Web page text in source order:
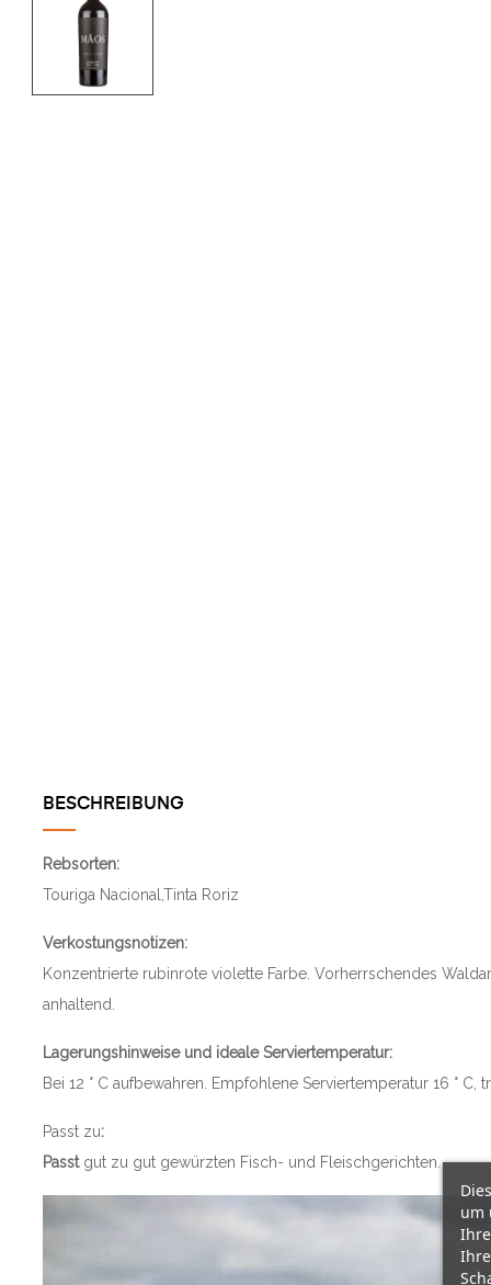
BESCHREIBUNG
Rebsorten:
Touriga Nacional,Tinta Roriz
Verkostungsnotizen:
Konzentrierte rubinrote violette Farbe. Vorherrschendes
anhaltend.
Lagerungshinweise und ideale Serviertemperatur:
Bei 12 ° C aufbewahren. Empfohlene Serviertemperatur 16 ° C,
Passt zu:
Passtgut zu gut gewürzten Fisch- und Fleischgerichten.
um